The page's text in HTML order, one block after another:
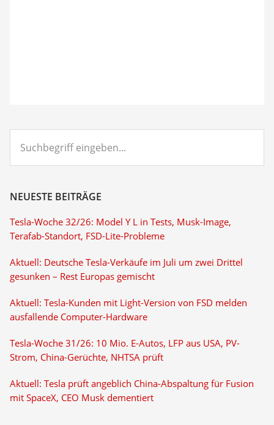
eingeben...
NEUESTE BEITRÄGE
Tesla-Woche 32/26: Model Y L in Tests, Musk-Image,
Terafab-Standort, FSD-Lite-Probleme
Aktuell: Deutsche Tesla-Verkäufe im Juli um zwei Drittel
gesunken – Rest Europas gemischt
Aktuell: Tesla-Kunden mit Light-Version von FSD melden
ausfallende Computer-Hardware
Tesla-Woche 31/26: 10 Mio. E-Autos, LFP aus USA, PV-
Strom, China-Gerüchte, NHTSA prüft
Aktuell: Tesla prüft angeblich China-Abspaltung für Fusion
mit SpaceX, CEO Musk dementiert